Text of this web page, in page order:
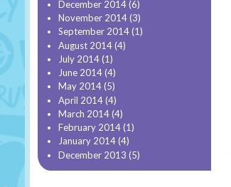
December 2014(6)
November 2014(3)
September 2014(1)
August 2014(4)
July 2014(1)
June 2014(4)
May 2014(5)
April 2014(4)
March 2014(4)
February 2014(1)
January 2014(4)
December 2013 (5)